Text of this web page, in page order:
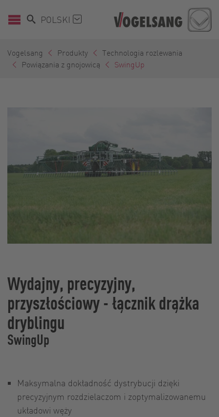
POLSKI
Vogelsang Produkty
Technologia rozlewania
Powiązania z gnojowicą
SwingUp
Wydajny, precyzyjny,
przyszłościowy - łącznik drążka
dryblingu
SwingUp
Maksymalna dokładność dystrybucji dzięki
precyzyjnym rozdzielaczom i zoptymalizowanemu
układowi węży